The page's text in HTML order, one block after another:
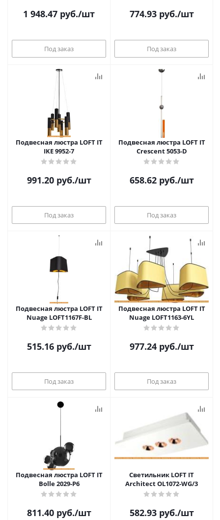
1 948.47 руб./шт
Под заказ
774.93руб./шт
Под заказ
Подвесная люстра LOFT IT
IKE 9952-7
991.20руб./шт
Под заказ
Подвесная люстра LOFT IT
Crescent 5053-D
658.62руб./шт
Под заказ
Подвесная люстра LOFT IT
Nuage LOFT1167F-BL
515.16руб./шт
Под заказ
Подвесная люстра LOFT IT
Nuage LOFT1163-6YL
977.24руб./шт
Под заказ
Подвесная люстра LOFT IT
Bolle 2029-P6
811.40руб./шт
Светильник LOFT IT
Architect OL1072-WG/3
582.93руб./шт